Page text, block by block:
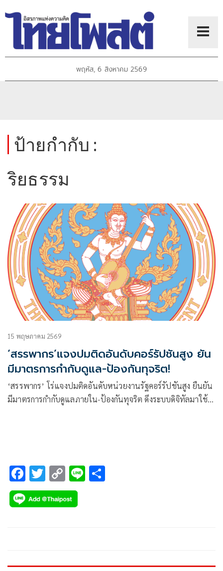
พฤหัส, 6 สิงหาคม 2569
ป้ายกำกับ :
ริยธรรม
15 พฤษภาคม 2569
‘สรรพากร’แจงปมติดอันดับคอร์รัปชันสูง ยัน
มีมาตรการกำกับดูแล-ป้องกันทุจริต!
‘สรรพากร’ โร่แจงปมติดอันดับหน่วยงานรัฐคอร์รัปชันสูง ยืนยัน
มีมาตรการกำกับดูแลภายใน-ป้องกันทุจริต ดึงระบบดิจิทัลมาใช้
F
ac
e
T
wi
tt
C
o
p
Li